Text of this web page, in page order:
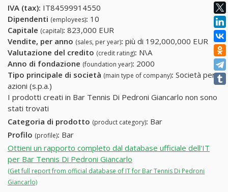
IVA (tax): IT84599914550
Dipendenti (employees): 10
Capitale (capital): 823,000 EUR
Vendite, per anno (sales, per year): più di 192,000,000 EUR
Valutazione del credito (credit rating): N\A
Anno di fondazione (foundation year): 2000
Tipo principale di società (main type of company): Società per
azioni (s.p.a.)
I prodotti creati in Bar Tennis Di Pedroni Giancarlo non sono
stati trovati
Categoria di prodotto (product category): Bar
Profilo (profile): Bar
Ottieni un rapporto completo dal database ufficiale dell'IT
per Bar Tennis Di Pedroni Giancarlo
(Get full report from official database of IT for Bar Tennis Di Pedroni
Giancarlo)